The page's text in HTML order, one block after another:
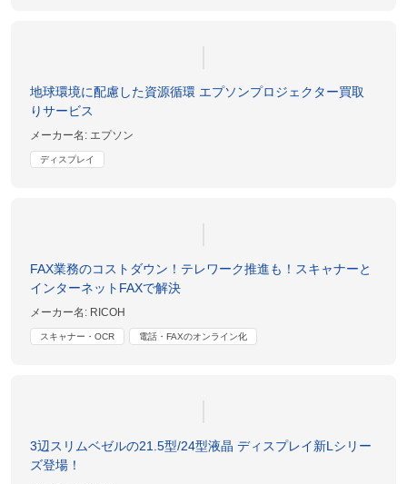
地球環境に配慮した資源循環 エプソンプロジェクター買取
りサービス
メーカー名: エプソン
ディスプレイ
FAX業務のコストダウン！テレワーク推進も！スキャナーと
インターネットFAXで解決
メーカー名: RICOH
スキャナー・OCR 電話・FAXのオンライン化
3辺スリムベゼルの21.5型/24型液晶 ディスプレイ新Lシリー
ズ登場！